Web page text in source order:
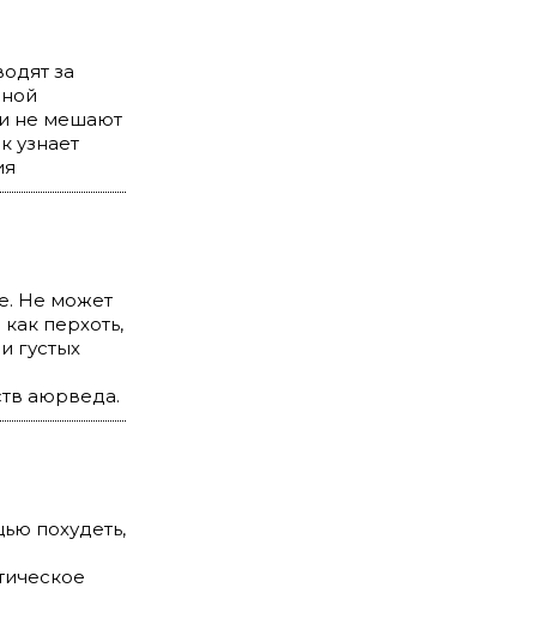
за
и не мешают
узнает
Не может
перхоть,
густых
аюрведа.
похудеть,